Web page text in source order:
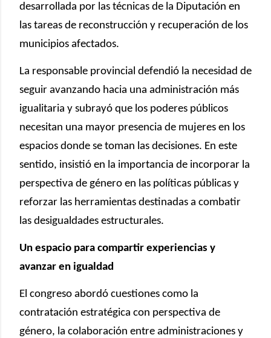
desarrollada por las técnicas de la Diputación en
las tareas de reconstrucción y recuperación de los
municipios afectados.
La responsable provincial defendió la necesidad de
seguir avanzando hacia una administración más
igualitaria y subrayó que los poderes públicos
necesitan una mayor presencia de mujeres en los
espacios donde se toman las decisiones. En este
sentido, insistió en la importancia de incorporar la
perspectiva de género en las políticas públicas y
reforzar las herramientas destinadas a combatir
las desigualdades estructurales.
Un espacio para compartir experiencias y
avanzar en igualdad
El congreso abordó cuestiones como la
contratación estratégica con perspectiva de
género, la colaboración entre administraciones y